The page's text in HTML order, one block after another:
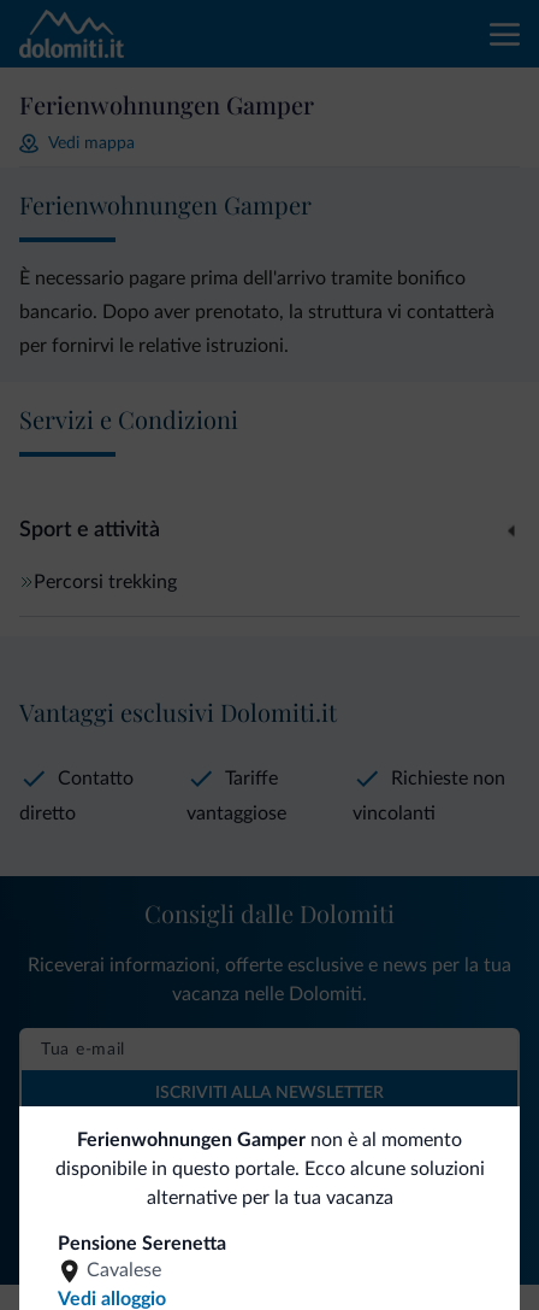
Ferienwohnungen Gamper
Vedi mappa
Ferienwohnungen Gamper
È necessario pagare prima dell'arrivo tramite bonifico
bancario. Dopo aver prenotato, la struttura vi contatterà
per fornirvi le relative istruzioni.
Servizi e Condizioni
Sport e attività
Percorsi trekking
Ferienwohnungen Gamper non è al momento
disponibile in questo portale. Ecco alcune soluzioni
alternative per la tua vacanza
Pensione Serenetta
Cavalese
Vedi alloggio
Vantaggi esclusivi Dolomiti.it
Contatto
diretto
Tariffe
vantaggiose
Richieste non
vincolanti
Segui Dolomiti.it
Consigli dalle Dolomiti
Riceverai informazioni, offerte esclusive e news per la tua
vacanza nelle Dolomiti.
ISCRIVITI ALLA NEWSLETTER